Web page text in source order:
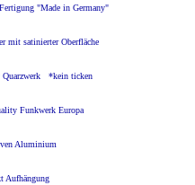
"Made in Germany"
mit satinierter Oberfläche
Quarzwerk *kein ticken
Funkwerk Europa
Aluminium
Aufhängung